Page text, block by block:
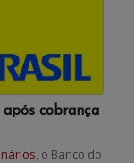
cobrança
, o Banco do